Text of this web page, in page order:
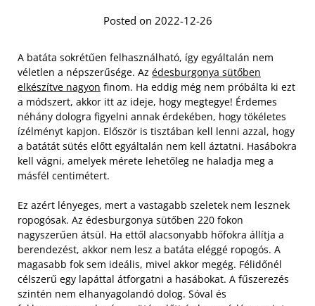
Posted on 2022-12-26
A batáta sokrétűen felhasználható, így egyáltalán nem
véletlen a népszerűsége. Az édesburgonya sütőben
elkészítve nagyon finom. Ha eddig még nem próbálta ki ezt
a módszert, akkor itt az ideje, hogy megtegye! Érdemes
néhány dologra figyelni annak érdekében, hogy tökéletes
ízélményt kapjon. Először is tisztában kell lenni azzal, hogy
a batátát sütés előtt egyáltalán nem kell áztatni. Hasábokra
kell vágni, amelyek mérete lehetőleg ne haladja meg a
másfél centimétert.
Ez azért lényeges, mert a vastagabb szeletek nem lesznek
ropogósak. Az édesburgonya sütőben 220 fokon
nagyszerűen átsül. Ha ettől alacsonyabb hőfokra állítja a
berendezést, akkor nem lesz a batáta eléggé ropogós. A
magasabb fok sem ideális, mivel akkor megég. Félidőnél
célszerű egy lapáttal átforgatni a hasábokat. A fűszerezés
szintén nem elhanyagolandó dolog. Sóval és